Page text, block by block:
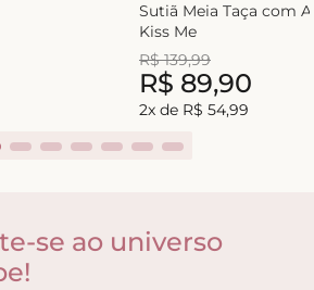
Sutiã Meia Taça com
Kiss Me
R$ 139,99
R$ 89,90
2x de R$ 54,99
se ao universo